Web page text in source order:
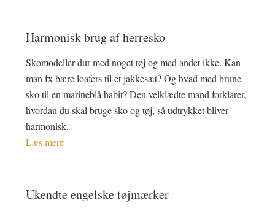
Harmonisk brug af herresko
Skomodeller dur med noget tøj og med andet ikke. Kan
man fx bære loafers til et jakkesæt? Og hvad med brune
sko til en marineblå habit? Den velklædte mand forklarer,
hvordan du skal bruge sko og tøj, så udtrykket bliver
harmonisk.
Læs mere
Ukendte engelske tøjmærker